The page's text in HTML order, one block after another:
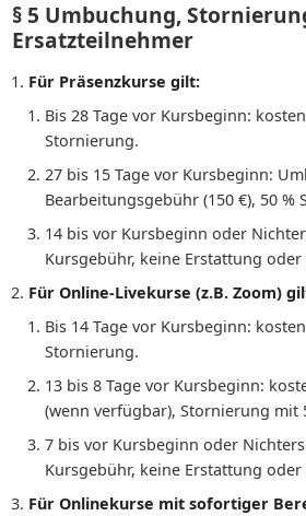
§ 5 Umbuchung,
Ersatzteilnehmer
Für Präsenzkurse gilt:
Bis 28 Tage vor Kursbeginn:
Stornierung.
27 bis 15 Tage vor Kursbeginn:
Bearbeitungsgebühr (150 €), 50 %
14 bis vor Kursbeginn oder
Kursgebühr, keine Erstattung
Für Online-Livekurse (z.B. Zoom)
Bis 14 Tage vor Kursbeginn:
Stornierung.
13 bis 8 Tage vor Kursbeginn:
(wenn verfügbar), Stornierung mit
7 bis vor Kursbeginn oder
Kursgebühr, keine Erstattung
Für Onlinekurse mit sofortiger